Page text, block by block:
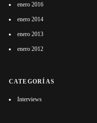
enero 2016
enero 2014
enero 2013
enero 2012
CATEGORÍAS
Interviews